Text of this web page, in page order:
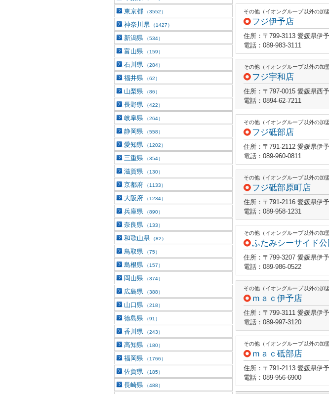
その他（イオングループ以外の加盟
フジ伊予店
住所：〒799-3113 愛媛県伊
電話：089-983-3111
その他（イオングループ以外の加盟
フジ宇和店
住所：〒797-0015 愛媛県西
電話：0894-62-7211
その他（イオングループ以外の加盟
フジ砥部店
住所：〒791-2112 愛媛県伊
電話：089-960-0811
その他（イオングループ以外の加盟
フジ砥部原町店
住所：〒791-2116 愛媛県伊
電話：089-958-1231
その他（イオングループ以外の加盟
ふたみシーサイド公
住所：〒799-3207 愛媛県伊
電話：089-986-0522
その他（イオングループ以外の加盟
ｍａｃ伊予店
住所：〒799-3111 愛媛県伊
電話：089-997-3120
その他（イオングループ以外の加盟
ｍａｃ砥部店
住所：〒791-2113 愛媛県伊
電話：089-956-6900
東京都 （3552）
神奈川県 （1427）
新潟県 （534）
富山県 （159）
石川県 （284）
福井県 （62）
山梨県 （86）
長野県 （422）
岐阜県 （264）
静岡県 （558）
愛知県 （1202）
三重県 （354）
滋賀県 （130）
京都府 （1133）
大阪府 （1234）
兵庫県 （890）
奈良県 （133）
和歌山県 （82）
鳥取県 （75）
島根県 （157）
岡山県 （374）
広島県 （388）
山口県 （218）
徳島県 （91）
香川県 （243）
高知県 （180）
福岡県 （1766）
佐賀県 （185）
長崎県 （488）